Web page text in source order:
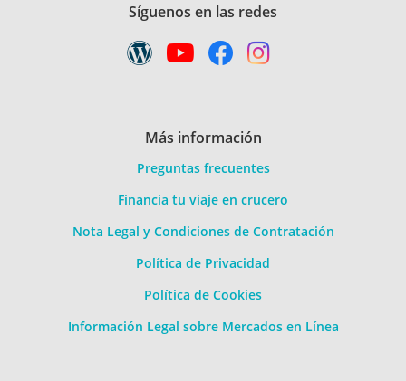
Síguenos en las redes
Más información
Preguntas frecuentes
Financia tu viaje en crucero
Nota Legal y Condiciones de Contratación
Política de Privacidad
Política de Cookies
Información Legal sobre Mercados en Línea